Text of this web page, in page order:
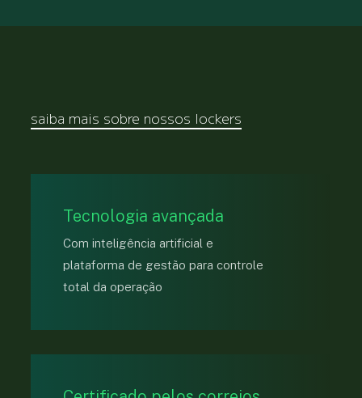
saiba mais sobre nossos lockers
Tecnologia avançada
Com inteligência artificial e
plataforma de gestão para controle
total da operação